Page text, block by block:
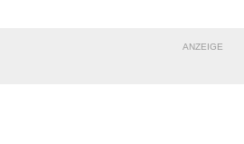
ANZEIGE